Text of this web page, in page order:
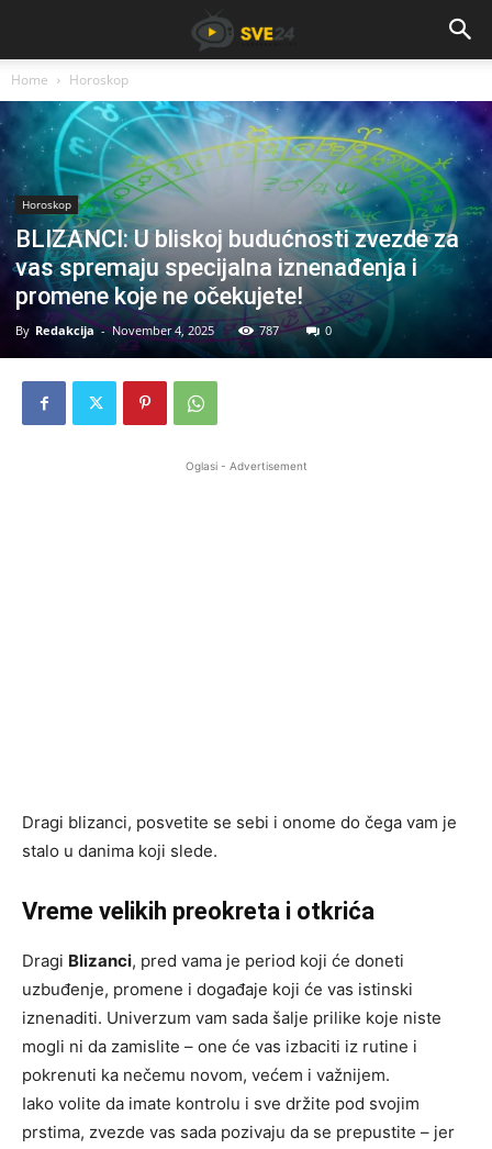
Home Horoskop
Horoskop
BLIZANCI: U bliskoj budućnosti zvezde za
vas spremaju specijalna iznenađenja i
promene koje ne očekujete!
By Redakcija - November 4, 2025 787 0
Oglasi - Advertisement
Dragi blizanci, posvetite se sebi i onome do čega vam je
stalo u danima koji slede.
Vreme velikih preokreta i otkrića
Dragi Blizanci, pred vama je period koji će doneti
uzbuđenje, promene i događaje koji će vas istinski
iznenaditi. Univerzum vam sada šalje prilike koje niste
mogli ni da zamislite – one će vas izbaciti iz rutine i
pokrenuti ka nečemu novom, većem i važnijem.
Iako volite da imate kontrolu i sve držite pod svojim
prstima, zvezde vas sada pozivaju da se prepustite – jer